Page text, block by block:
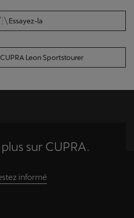
Essayez-la
Leon Sportstourer
sur CUPRA.
informé